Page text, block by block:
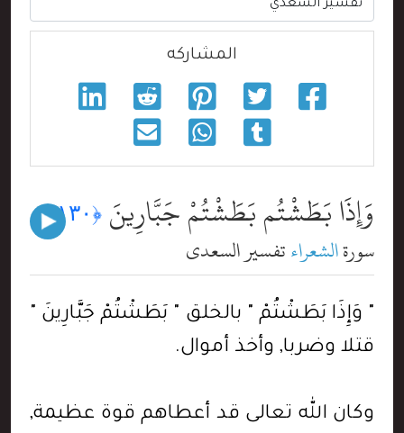
المشاركه
وَإِذَا بَطَشْتُم بَطَشْتُمْ جَبَّارِينَ ﴿١٣٠﴾
سورةالشعراءتفسير السعدي
" وَإِذَا بَطَشْتُمْ " بالخلق " بَطَشْتُمْ جَبَّارِينَ "
قتلا وضربا, وأخذ أموال.
وكان الله تعالى قد أعطاهم قوة عظيمة,